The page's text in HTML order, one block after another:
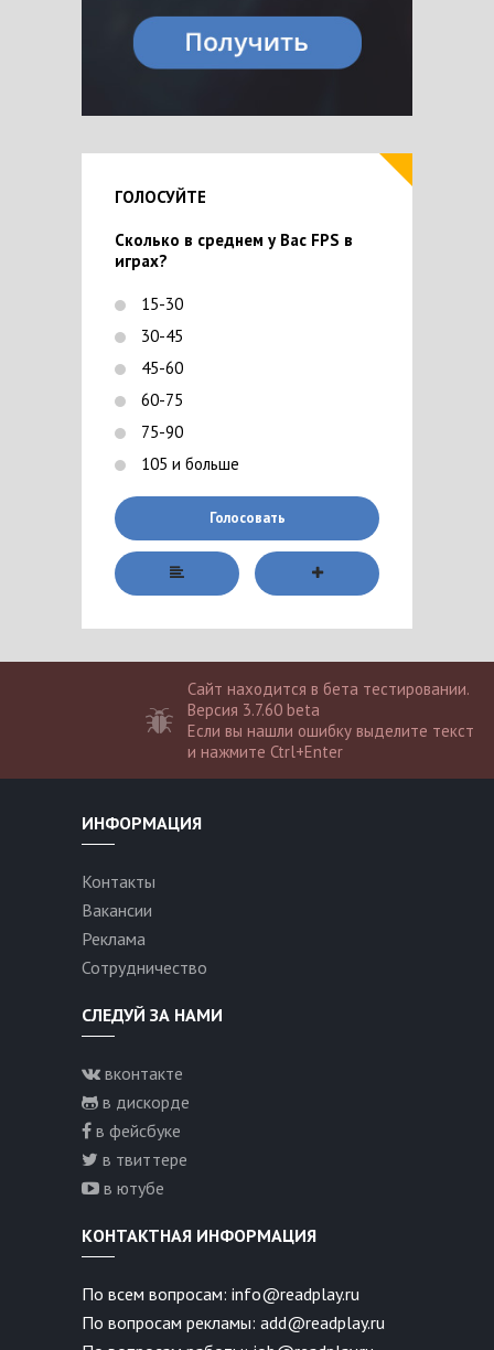
ГОЛОСУЙТЕ
Сколько в среднем у Вас FPS в
играх?
15-30
30-45
45-60
60-75
75-90
105 и больше
Голосовать
Сайт находится в бета тестировании.
Версия 3.7.60 beta
Если вы нашли ошибку выделите текст
и нажмите Ctrl+Enter
ИНФОРМАЦИЯ
Контакты
Вакансии
Реклама
Сотрудничество
СЛЕДУЙ ЗА НАМИ
вконтакте
в дискорде
в фейсбуке
в твиттере
в ютубе
КОНТАКТНАЯ ИНФОРМАЦИЯ
По всем вопросам: info@readplay.ru
По вопросам рекламы: add@readplay.ru